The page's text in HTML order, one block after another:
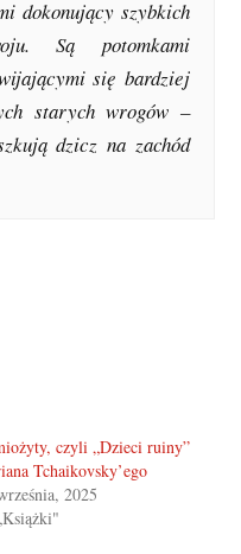
dokonujący szybkich
Są potomka­mi
się bardziej
starych wrogów –
dzicz na zachód
czyli „Dzieci ruiny”
Tchaikovsky’ego
2025